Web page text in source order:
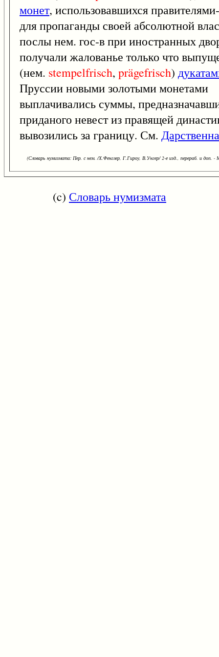
монет, использовавшихся
для пропаганды своей абсолютной
послы нем. гос-в при иностранных
получали жалованье только что
(нем. stempelfrisch, prägefrisch)
Пруссии новыми золотыми монетами
выплачивались суммы,
приданого невест из правящей
вывозились за границу. См.
(Словарь нумизмата: Пер. с нем. /Х.Фенглер, Г.Гироу, В.Унгер/ 2-е изд., перераб. и доп. -
(c) Словарь нумизмата